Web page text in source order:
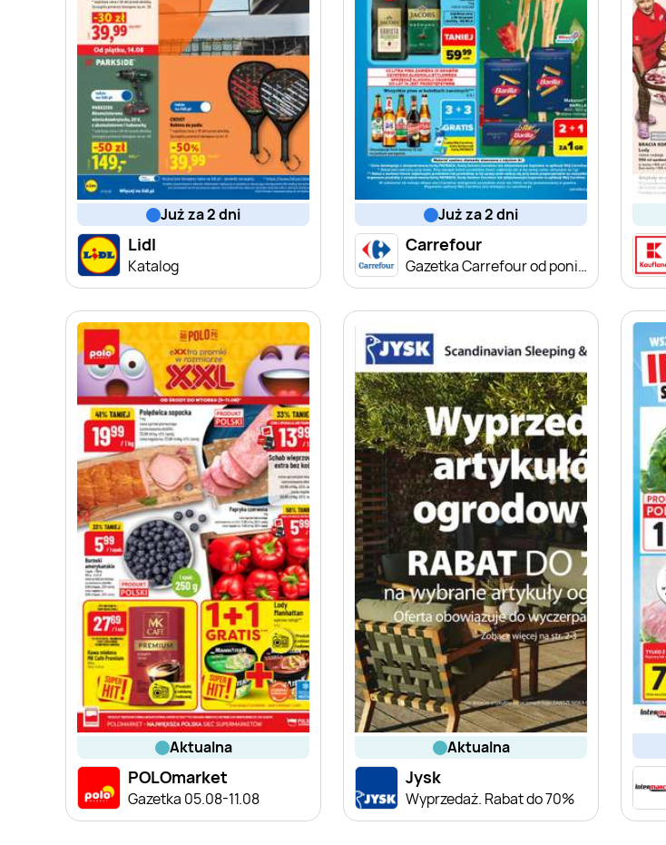
już za 2 dni
Lidl
Katalog
już za 2 dni
Carrefour
Gazetka Carrefour od poniedziałku
aktualna
POLOmarket
Gazetka 05.08-11.08
aktualna
Jysk
Wyprzedaż. Rabat do 70%